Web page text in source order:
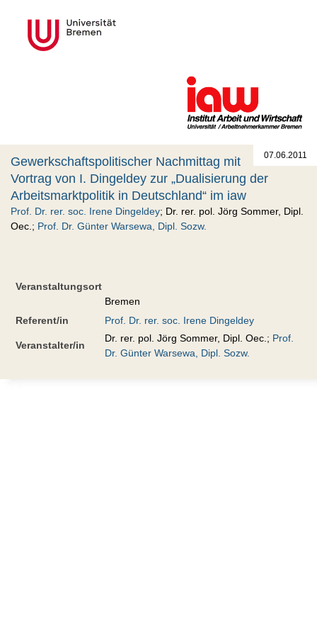
07.06.2011
Gewerkschaftspolitischer Nachmittag mit
Vortrag von I. Dingeldey zur „Dualisierung der
Arbeitsmarktpolitik in Deutschland“ im iaw
Prof. Dr. rer. soc. Irene Dingeldey; Dr. rer. pol. Jörg Sommer, Dipl.
Oec.; Prof. Dr. Günter Warsewa, Dipl. Sozw.
Veranstaltungsort
Bremen
Referent/in
Prof. Dr. rer. soc. Irene Dingeldey
Veranstalter/in
Dr. rer. pol. Jörg Sommer, Dipl. Oec.; Prof.
Dr. Günter Warsewa, Dipl. Sozw.